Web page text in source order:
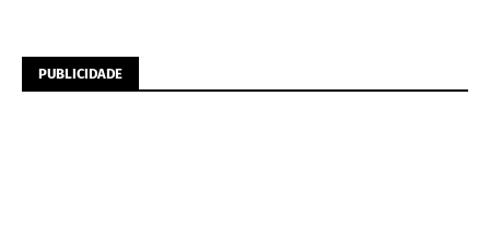
PUBLICIDADE